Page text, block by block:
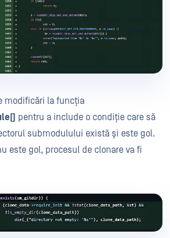
modificări la funcția
pentru a include o condiție care să
submodulului există și este gol.
este gol, procesul de clonare va fi